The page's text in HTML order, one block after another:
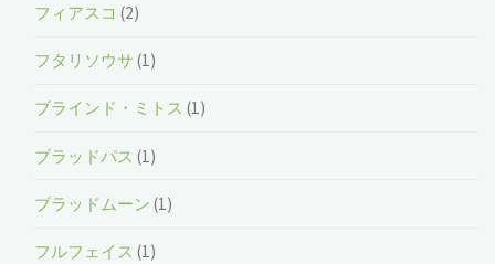
フィアスコ (2)
フタリソウサ (1)
ブラインド・ミトス (1)
ブラッドパス (1)
ブラッドムーン (1)
フルフェイス (1)